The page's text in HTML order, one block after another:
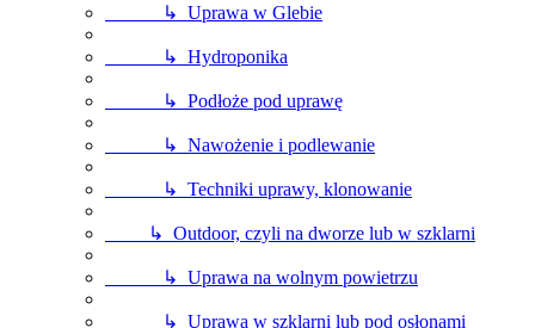
↳ Uprawa w Glebie
↳ Hydroponika
↳ Podłoże pod uprawę
↳ Nawożenie i podlewanie
↳ Techniki uprawy, klonowanie
↳ Outdoor, czyli na dworze lub w szklarni
↳ Uprawa na wolnym powietrzu
↳ Uprawa w szklarni lub pod osłonami